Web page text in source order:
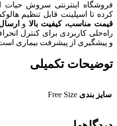
فروشگاه اینترنتی سروش حیات
کرده تا اسپلینت قابل تنظیم
قیمت مناسب، کیفیت بالاو
راه‌حلی کاربردی برای کنترل
و پیشگیری از پیشرفت بیماری
توضیحات تکمیلی
سایز بندی Free Size